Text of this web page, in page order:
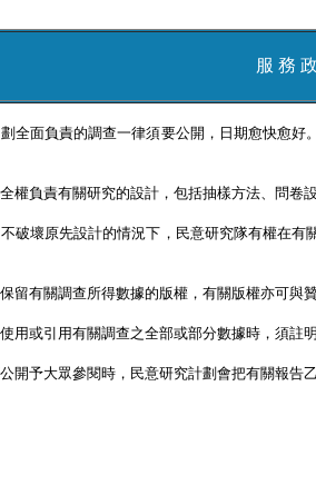
服 務
全面負責的調查一律須要公開，日期愈快愈
權負責有關研究的設計，包括抽樣方法、問卷
破壞原先設計的情況下，民意研究隊有權在
留有關調查所得數據的版權，有關版權亦可與
用或引用有關調查之全部或部分數據時，須註
開予大眾參閱時，民意研究計劃會把有關報告